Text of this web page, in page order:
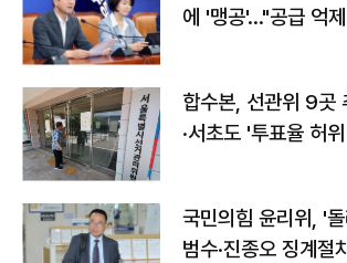
에 '맹공'…"공급 억
합수본, 선관위 9곳
·서초도 '투표율 허
국민의힘 윤리위, '
범수·진종오 징계절